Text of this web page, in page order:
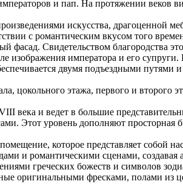
и пап. На протяжении веков
искусства, драгоценной
с романтическим вкусом того
Свидетельством благородства
императора и его
двумя подъездными путями
цокольного этажа, первого и
века и ведет в большие
Этот уровень дополняют просторная
которое представляет собой
и романтическими сценами, создавая
греческих божеств и символов
оригинальными фресками, полами из